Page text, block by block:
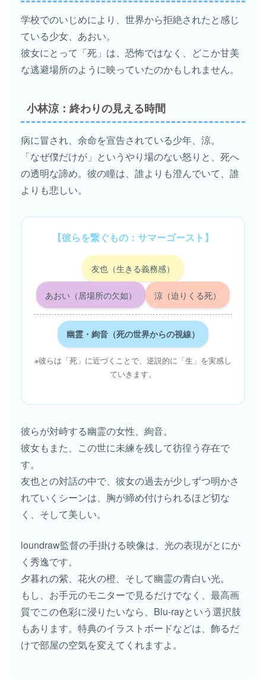
学校でのいじめにより、世界から拒絶されたと感じ
ている少女、あおい。
彼女にとって「死」は、恐怖ではなく、どこか甘美
な逃避場所のように映っていたのかもしれません。
小林涼：終わりの見える時間
病に冒され、余命を宣告されている少年、涼。
「なぜ僕だけが」というやり場のない怒りと、死へ
の透明な諦め。彼の瞳は、誰よりも澄んでいて、誰
よりも悲しい。
【彼らを繋ぐもの：サマーゴースト】
友也（生きる義務感）
あおい（居場所の欠如） 涼（迫りくる死）
幽霊・絢音（死の世界からの視線）
※彼らは「死」に近づくことで、逆説的に「生」を実感し
ていきます。
彼らが対峙する幽霊の女性、絢音。
彼女もまた、この世に未練を残して彷徨う存在で
す。
友也との対話の中で、彼女の過去が少しずつ明かさ
れていくシーンは、胸が締め付けられるほど切な
く、そして美しい。
loundraw監督の手掛ける映像は、光の表現がとにか
く秀逸です。
夕暮れの紫、花火の橙、そして幽霊の青白い光。
もし、お手元のモニターで見るだけでなく、最高画
質でこの色彩に浸りたいなら、Blu-rayという選択肢
もあります。特典のイラストボードなどは、飾るだ
けで部屋の空気を変えてくれますよ。